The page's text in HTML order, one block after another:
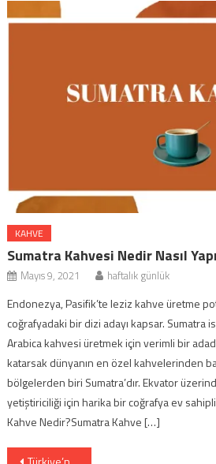
KAHVE
Sumatra Kahvesi Nedir Nasıl
Mayıs 9, 2021 haftalık günlük
Endonezya, Pasifik’te leziz kahve üretme
coğrafyadaki bir dizi adayı kapsar. Sumatra
Arabica kahvesi üretmek için verimli bir
katarsak dünyanın en özel kahvelerinden
bölgelerden biri Sumatra’dır. Ekvator
yetiştiriciliği için harika bir coğrafya ev
Kahve Nedir?Sumatra Kahve […]